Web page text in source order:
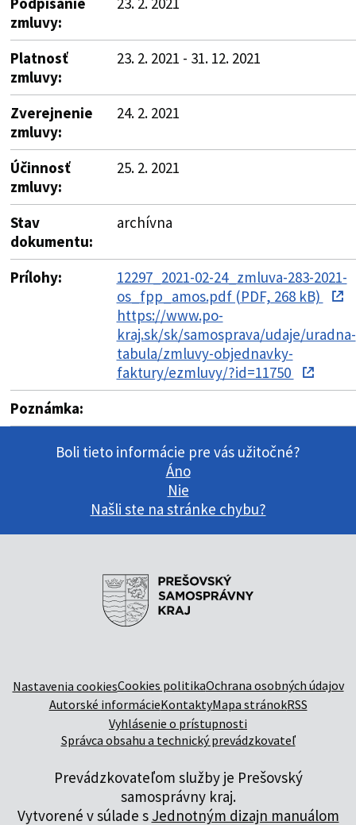
zmluvy:
Platnosť
zmluvy:
23. 2. 2021 - 31. 12. 2021
Zverejnenie
zmluvy:
24. 2. 2021
Účinnosť
zmluvy:
25. 2. 2021
Stav
dokumentu:
archívna
Prílohy:
12297_2021-02-24_zmluva-283-2021-
os_fpp_amos.pdf (PDF, 268 kB)
https://www.po-
kraj.sk/sk/samosprava/udaje/uradna-
tabula/zmluvy-objednavky-
faktury/ezmluvy/?id=11750
Poznámka:
Boli tieto informácie pre vás užitočné?
Áno
Nie
Našli ste na stránke chybu?
Nastavenia cookiesCookies politikaOchrana osobných údajov
Autorské informácieKontaktyMapa stránokRSS
Vyhlásenie o prístupnosti
Správca obsahu a technický prevádzkovateľ
Prevádzkovateľom služby je Prešovský
samosprávny kraj.
Vytvorené v súlade s Jednotným dizajn manuálom